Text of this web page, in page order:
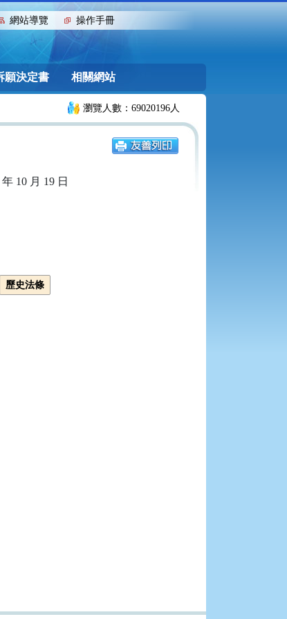
網站導覽 操作手冊
願決定書 相關網站
瀏覽人數：69020196人
10 月 19 日
歷史法條